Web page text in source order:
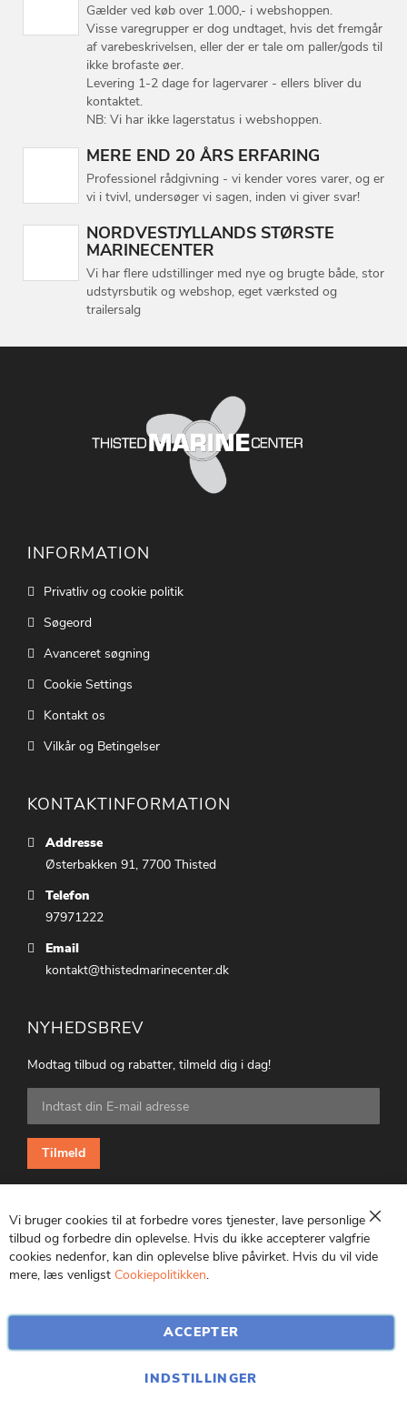
Gælder ved køb over 1.000,- i webshoppen.
Visse varegrupper er dog undtaget, hvis det fremgår
af varebeskrivelsen, eller der er tale om paller/gods til
ikke brofaste øer.
Levering 1-2 dage for lagervarer - ellers bliver du
kontaktet.
NB: Vi har ikke lagerstatus i webshoppen.
MERE END 20 ÅRS ERFARING
Professionel rådgivning - vi kender vores varer, og er
vi i tvivl, undersøger vi sagen, inden vi giver svar!
NORDVESTJYLLANDS STØRSTE
MARINECENTER
Vi har flere udstillinger med nye og brugte både, stor
udstyrsbutik og webshop, eget værksted og
trailersalg
INFORMATION
Privatliv og cookie politik
Søgeord
Avanceret søgning
Cookie Settings
Kontakt os
Vilkår og Betingelser
KONTAKTINFORMATION
Addresse
Østerbakken 91, 7700 Thisted
Telefon
97971222
Email
kontakt@thistedmarinecenter.dk
NYHEDSBREV
Modtag tilbud og rabatter, tilmeld dig i dag!
Tilmeld
dig
vores
nyhedsbrev:
Tilmeld
CVR: 25847369
Luk
Vi bruger cookies til at forbedre vores tjenester, lave personlige
tilbud og forbedre din oplevelse. Hvis du ikke accepterer valgfrie
cookies nedenfor, kan din oplevelse blive påvirket. Hvis du vil vide
mere, læs venligst Cookiepolitikken.
ACCEPTER
INDSTILLINGER